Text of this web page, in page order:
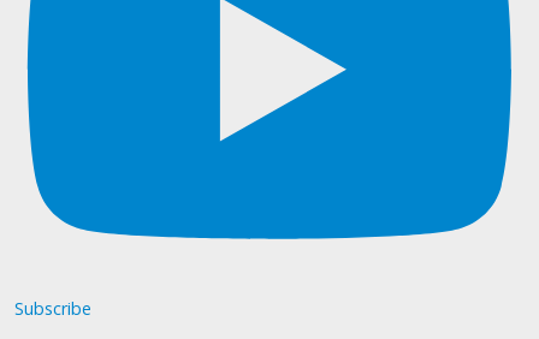
Subscribe